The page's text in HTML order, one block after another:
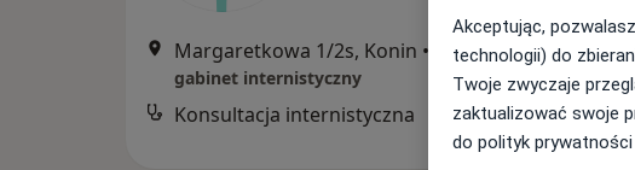
Margaretkowa 1/2s, Konin • Mapa
gabinet internistyczny
Konsultacja internistyczna Brak ceny
Akceptując,
technologii) do
Twoje zwyczaje
zaktualizować swoje
do polityk